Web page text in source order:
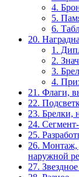
4.
5.
6.
20.
1.
2.
3.
4.
21. Флаги,
22.
23. Брелки,
24.
25.
26. Монтаж,
наружной
27.